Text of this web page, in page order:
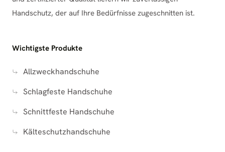
Handschutz, der auf Ihre Bedürfnisse zugeschnitten ist.
Wichtigste Produkte
Allzweckhandschuhe
Schlagfeste Handschuhe
Schnittfeste Handschuhe
Kälteschutzhandschuhe